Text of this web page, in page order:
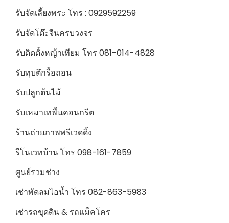
รับจัดเลี้ยงพระ โทร : 0929592259
รับจัดโต๊ะจีนครบวงจร
รับติดตั้งหญ้าเทียม โทร 081-014-4828
รับทุบตึกรื้อถอน
รับปลูกต้นไม้
รับเหมาเทพื้นคอนกรีต
ร้านถ่ายภาพพรีเวดดิ้ง
รีโนเวทบ้าน โทร 098-161-7859
ศูนย์รวมช่าง
เช่าพัดลมไอน้ำ โทร 082-863-5983
เช่ารถขุดดิน & รถแม็คโคร